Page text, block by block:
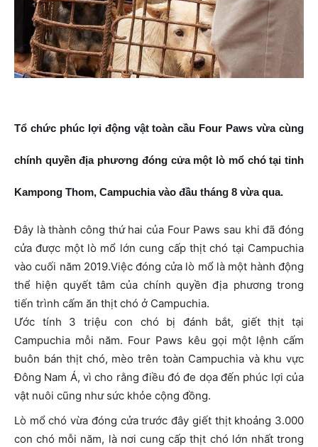
Tổ chức phúc lợi động vật toàn cầu Four Paws vừa cùng
chính quyền địa phương đóng cửa một lò mổ chó tại tỉnh
Kampong Thom, Campuchia vào đầu tháng 8 vừa qua.
Đây là thành công thứ hai của Four Paws sau khi đã đóng
cửa được một lò mổ lớn cung cấp thịt chó tại Campuchia
vào cuối năm 2019.Việc đóng cửa lò mổ là một hành động
thể hiện quyết tâm của chính quyền địa phương trong
tiến trình cấm ăn thịt chó ở Campuchia.
Ước tính 3 triệu con chó bị đánh bắt, giết thịt tại
Campuchia mỗi năm. Four Paws kêu gọi một lệnh cấm
buôn bán thịt chó, mèo trên toàn Campuchia và khu vực
Đông Nam Á, vì cho rằng điều đó đe dọa đến phúc lợi của
vật nuôi cũng như sức khỏe cộng đồng.
Lò mổ chó vừa đóng cửa trước đây giết thịt khoảng 3.000
con chó mỗi năm, là nơi cung cấp thịt chó lớn nhất trong